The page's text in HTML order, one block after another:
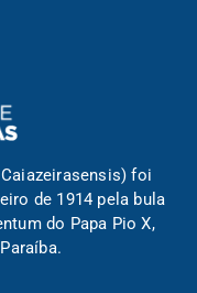
foi
de 1914 pela bula
do Papa Pio X,